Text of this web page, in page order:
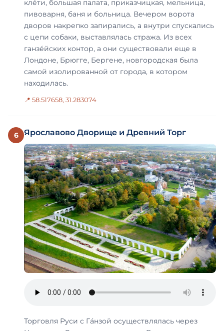
кле́ти, большая палата, приказчицкая, мельница,
пивоварня, баня и больница. Вечером ворота
дворов на­крепко запирались, а внутри спускались
с цепи со­баки, выставлялась стража. Из всех
ганзе́йских контор, а они существовали еще в
Лондоне, Брюгге, Бергене, новгородская была
самой изолирован­ной от города, в котором
находилась.
📍 58.517658, 31.283074
6 Ярославово Дворище и Древний Торг
Торговля Руси с Га́нзой осуществлялась через